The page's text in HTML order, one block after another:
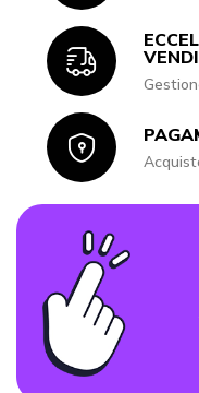
Icon
Icon